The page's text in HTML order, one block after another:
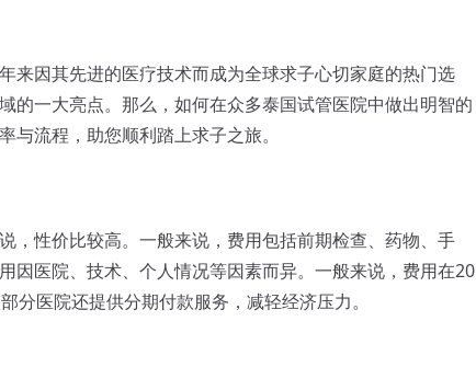
因其先进的医疗技术而成为全球求子心切家庭的热门选
的一大亮点。那么，如何在众多泰国试管医院中做出明智的
流程，助您顺利踏上求子之旅。
性价比较高。一般来说，费用包括前期检查、药物、手
因医院、技术、个人情况等因素而异。一般来说，费用在20
分医院还提供分期付款服务，减轻经济压力。